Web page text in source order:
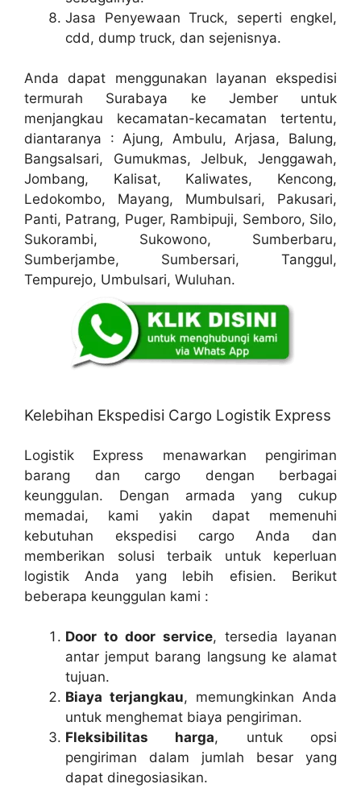
Jasa Penyewaan Truck, seperti engkel,
cdd, dump truck, dan sejenisnya.
Anda dapat menggunakan layanan ekspedisi
termurah Surabaya ke Jember untuk
menjangkau kecamatan-kecamatan tertentu,
diantaranya : Ajung, Ambulu, Arjasa, Balung,
Bangsalsari, Gumukmas, Jelbuk, Jenggawah,
Jombang, Kalisat, Kaliwates, Kencong,
Ledokombo, Mayang, Mumbulsari, Pakusari,
Panti, Patrang, Puger, Rambipuji, Semboro, Silo,
Sukorambi, Sukowono, Sumberbaru,
Sumberjambe, Sumbersari, Tanggul,
Tempurejo, Umbulsari, Wuluhan.
Kelebihan Ekspedisi Cargo Logistik Express
Logistik Express menawarkan pengiriman
barang dan cargo dengan berbagai
keunggulan. Dengan armada yang cukup
memadai, kami yakin dapat memenuhi
kebutuhan ekspedisi cargo Anda dan
memberikan solusi terbaik untuk keperluan
logistik Anda yang lebih efisien. Berikut
beberapa keunggulan kami :
Door to door service, tersedia layanan
antar jemput barang langsung ke alamat
tujuan.
Biaya terjangkau, memungkinkan Anda
untuk menghemat biaya pengiriman.
Fleksibilitas harga, untuk opsi
pengiriman dalam jumlah besar yang
dapat dinegosiasikan.